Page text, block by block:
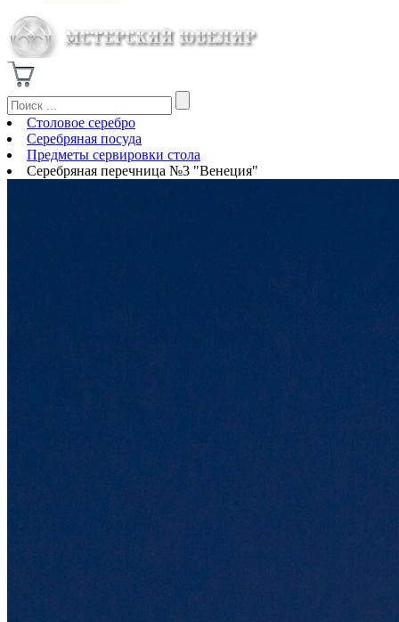
Столовое серебро
Серебряная посуда
Предметы сервировки стола
Серебряная перечница №3 "Венеция"